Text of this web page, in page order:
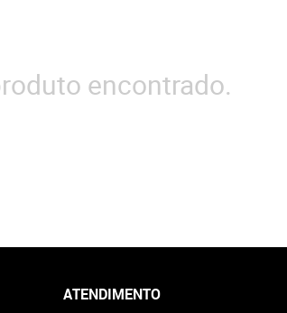
encontrado.
ATENDIMENTO